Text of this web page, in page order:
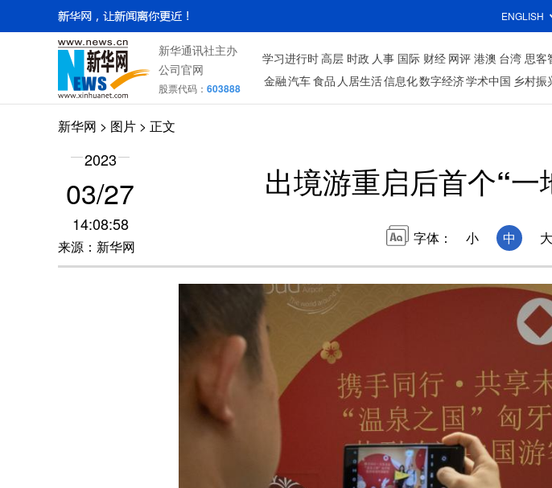
ENGLISH
新华通讯社主办
公司官网
股票代码： 603888
学习进行时高层 时政 人事 国际 财经 网评 港澳 台湾 思客
金融汽车食品 人居生活信息化数字经济学术中国 乡村振
新华网 > 图片 > 正文
2023
03/27
14:08:58
来源：新华网
出境游重启后首个“
字体： 小 中 大